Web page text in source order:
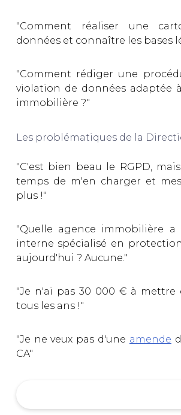
"Comment réaliser une
données et connaître les bases
"Comment rédiger une
violation de données adaptée
immobilière ?"
Les problématiques de la
"C'est bien beau le RGPD,
temps de m'en charger et
plus !"
"Quelle agence immobilière a
interne spécialisé en
aujourd'hui ? Aucune."
"Je n'ai pas 30 000 € à mettre
tous les ans !"
"Je ne veux pas d'une amende
CA"